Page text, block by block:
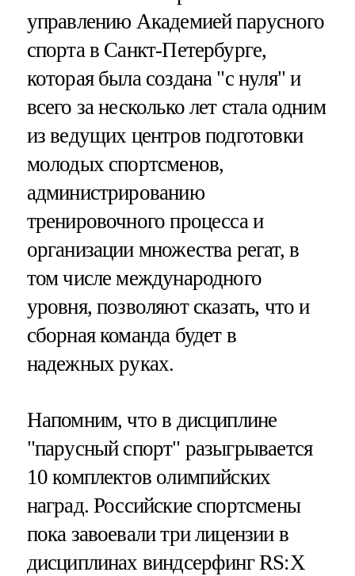
управлению Академией парусного
спорта в Санкт-Петербурге,
которая была создана "с нуля" и
всего за несколько лет стала одним
из ведущих центров подготовки
молодых спортсменов,
администрированию
тренировочного процесса и
организации множества регат, в
том числе международного
уровня, позволяют сказать, что и
сборная команда будет в
надежных руках.
Напомним, что в дисциплине
"парусный спорт" разыгрывается
10 комплектов олимпийских
наград. Российские спортсмены
пока завоевали три лицензии в
дисциплинах виндсерфинг RS:X